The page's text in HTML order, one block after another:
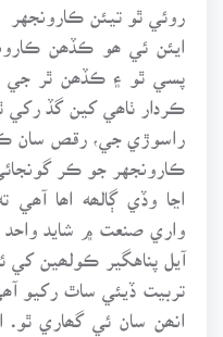
روئي ٿو تيئن ڪارونجهر
ايئن ئي ھو ڪڏھن
پسي ٿو ۽ ڪڏھن ٿر جي
ڪردار ٺاھي کين گڏ رکي
راسوڙي جي، رقص سان
ڪارونجهر جو ڪر
اڃا وڏي ڳالھه اھا آھي
واري صنعت ۾ شايد واحد
آيل پناهگير ڪولھين
تربيت ڏيئي ساٿ رکيو
انھن سان ئي گھاري ٿو.